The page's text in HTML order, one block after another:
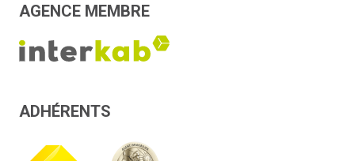
AGENCE MEMBRE
ADHÉRENTS